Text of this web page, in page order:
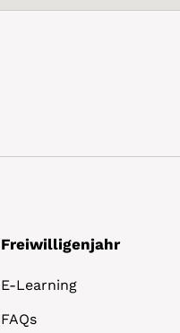
Freiwilligenjahr
E-Learning
FAQs